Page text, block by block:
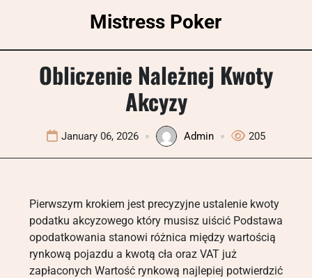
Mistress Poker
Obliczenie Należnej Kwoty
Akcyzy
January 06, 2026 Admin 205
Pierwszym krokiem jest precyzyjne ustalenie kwoty
podatku akcyzowego który musisz uiścić Podstawa
opodatkowania stanowi różnica między wartością
rynkową pojazdu a kwotą cła oraz VAT już
zapłaconych Wartość rynkową najlepiej potwierdzić